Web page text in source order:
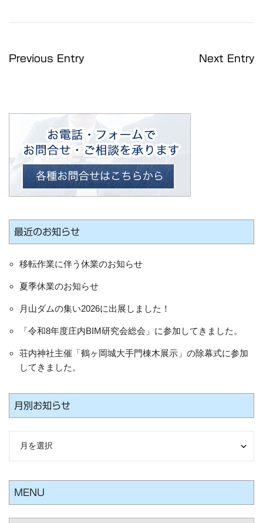
Previous Entry Next Entry
最近のお知らせ
移転作業に伴う休業のお知らせ
夏季休業のお知らせ
月山ダムの集い2026に出展しました！
「令和8年度庄内BIM研究会総会」に参加してきました。
荘内神社主催「鶴ヶ岡城大手門棟木展示」の除幕式に参加
してきました。
月別お知らせ
MENU